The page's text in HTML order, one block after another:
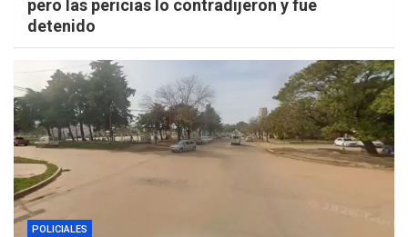
pero las pericias lo contradijeron y fue
detenido
POLICIALES